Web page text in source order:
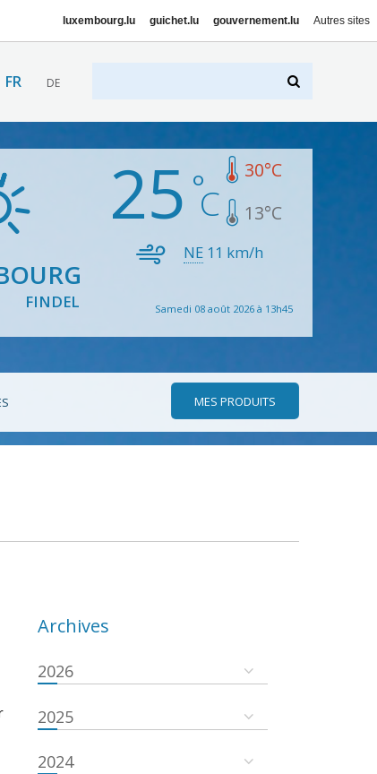
luxembourg.lu guichet.lu gouvernement.lu Autres sites
FR DE
FINDEL
25 30°C
13°C
NE 11 km/h
Samedi 08 août 2026 à 13h45
MES PRODUITS
Archives
2026
2025
2024